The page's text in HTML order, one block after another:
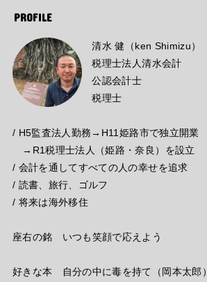
PROFILE
清水 健（ken Shimizu）
税理士法人清水会計
公認会計士
税理士
/ H5監査法人勤務→H11姫路市で独立開業
→R1税理士法人（姫路・奈良）を設立
/ 会計を通してすべての人の幸せを追求
/ 読書、旅行、ゴルフ
/ 将来は海外移住
座右の銘 いつも笑顔で応えよう
好きな本 自分の中に毒を持て（岡本太郎）